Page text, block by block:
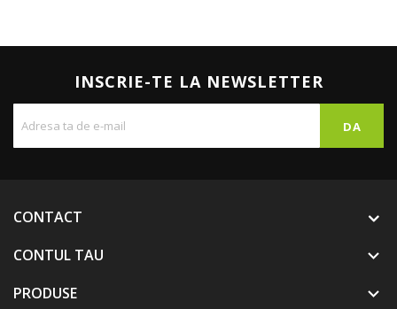
INSCRIE-TE LA NEWSLETTER
CONTACT
CONTUL TAU

PRODUSE 